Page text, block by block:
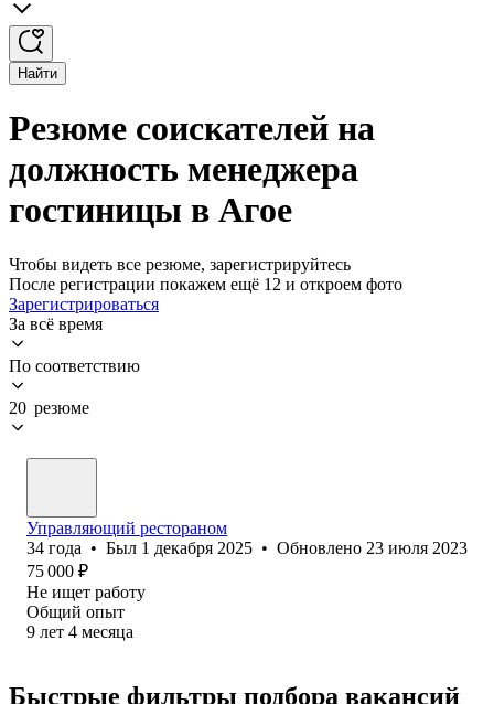
Найти
Резюме соискателей на
должность менеджера
гостиницы в Агое
Чтобы видеть все резюме, зарегистрируйтесь
После регистрации покажем ещё 12 и откроем фото
Зарегистрироваться
За всё время
По соответствию
20 резюме
Управляющий рестораном
34 года • Был 1 декабря 2025 • Обновлено 23 июля 2023
75 000 ₽
Не ищет работу
Общий опыт
9 лет 4 месяца
Быстрые фильтры подбора вакансий